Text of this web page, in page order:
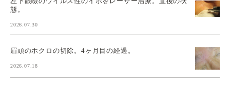
態。
2026.07.30
眉頭のホクロの切除。4ヶ月目の経過。
2026.07.18